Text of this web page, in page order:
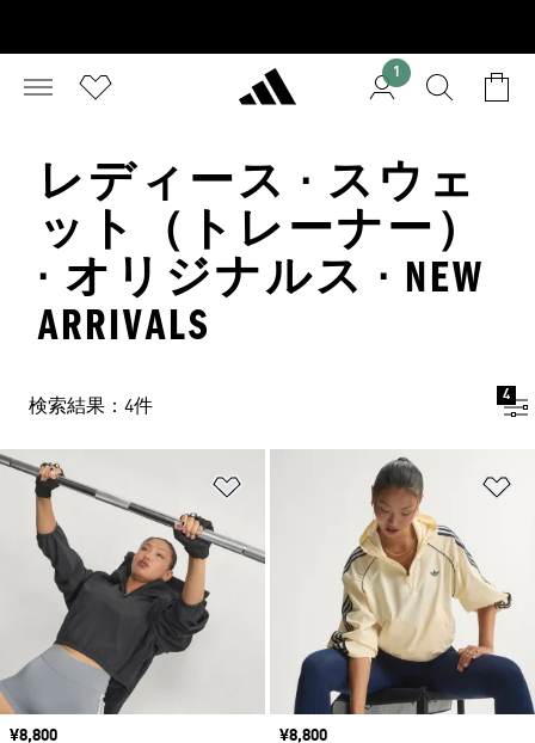
1
レディース · スウェ
ット（トレーナー）
· オリジナルス · NEW
ARRIVALS
検索結果：4件
4
ほしいものリストに追加
価格
¥8,800
価格
¥8,800